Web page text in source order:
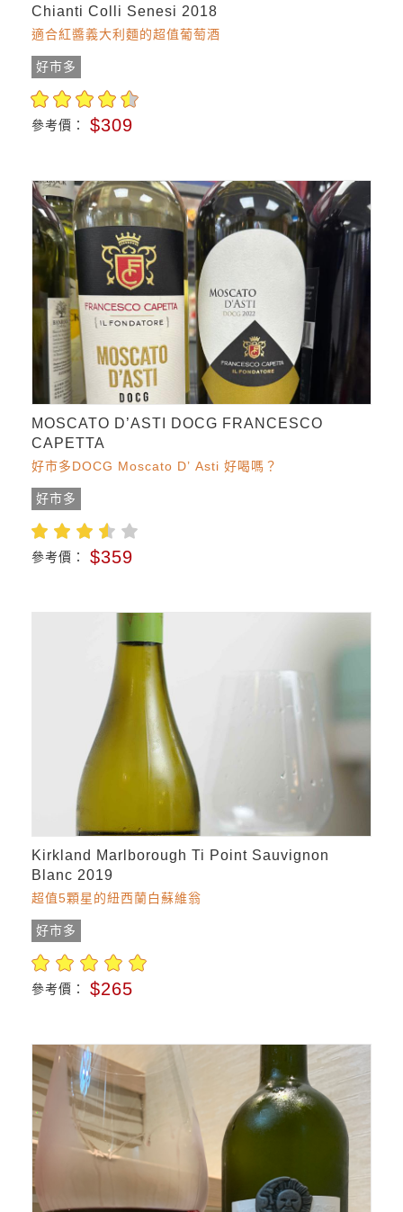
Chianti Colli Senesi 2018
適合紅醬義大利麵的超值葡萄酒
好市多
參考價： $309
MOSCATO D’ASTI DOCG FRANCESCO
CAPETTA
好市多DOCG Moscato D’ Asti 好喝嗎？
好市多
參考價： $359
Kirkland Marlborough Ti Point Sauvignon
Blanc 2019
超值5顆星的紐西蘭白蘇維翁
好市多
參考價： $265